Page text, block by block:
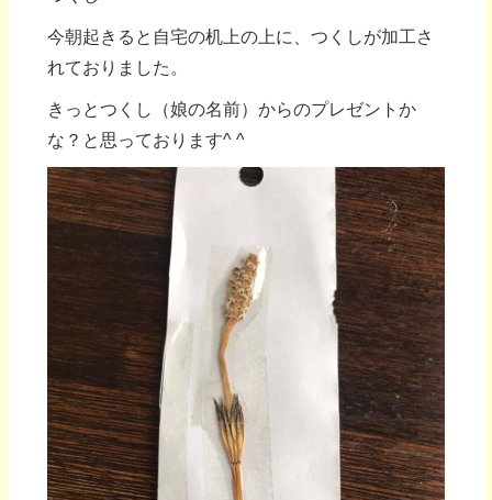
今朝起きると自宅の机上の上に、つくしが加工さ
れておりました。
きっとつくし（娘の名前）からのプレゼントか
な？と思っております^ ^